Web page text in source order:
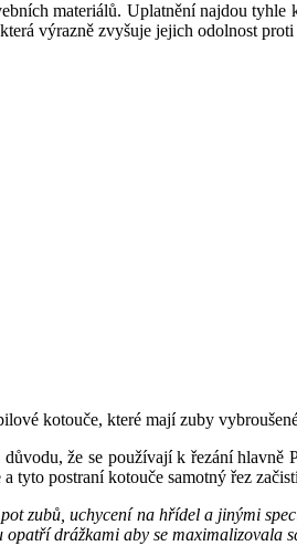
materiálů. Uplatnění najdou
výrazně zvyšuje jejich odolnost
kotouče, které mají zuby
že se používají k řezání
tyto postraní kotouče samotný řez
zubů, uchycení na hřídel a jinými
drážkami aby se maximalizovala